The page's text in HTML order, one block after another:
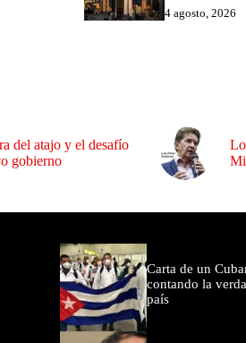
4 agosto, 2026
del atajo y el desafío
gobierno
Carta de un
contando la
país